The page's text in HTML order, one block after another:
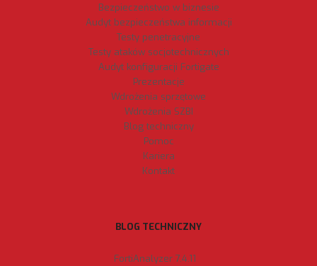
Bezpieczeństwo w biznesie
Audyt bezpieczeństwa informacji
Testy penetracyjne
Testy ataków socjotechnicznych
Audyt konfiguracji Fortigate
Prezentacje
Wdrożenia sprzętowe
Wdrożenia SZBI
Blog techniczny
Pomoc
Kariera
Kontakt
BLOG TECHNICZNY
FortiAnalyzer 7.4.11